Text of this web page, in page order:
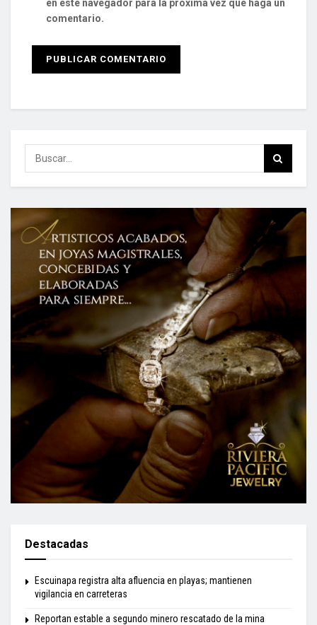
en este navegador para la próxima vez que haga un
comentario.
Destacadas
Escuinapa registra alta afluencia en playas; mantienen
vigilancia en carreteras
Reportan estable a segundo minero rescatado de la mina